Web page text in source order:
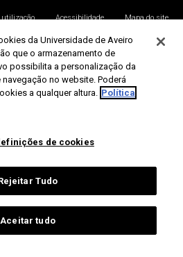
utilização Acessibilidade
Mapa do site
da Universidade de Aveiro
que o armazenamento de
possibilita a personalização da
no website. Poderá
a qualquer altura. Política
de cookies
Tudo
Aceitar tudo